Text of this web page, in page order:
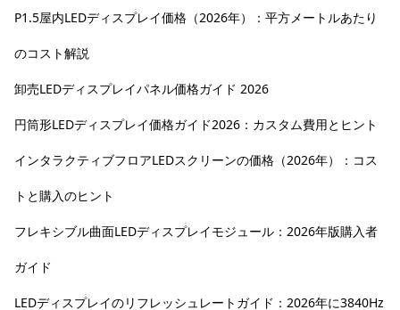
P1.5屋内LEDディスプレイ価格（2026年）：平方メートルあたり
のコスト解説
卸売LEDディスプレイパネル価格ガイド 2026
円筒形LEDディスプレイ価格ガイド2026：カスタム費用とヒント
インタラクティブフロアLEDスクリーンの価格（2026年）：コス
トと購入のヒント
フレキシブル曲面LEDディスプレイモジュール：2026年版購入者
ガイド
LEDディスプレイのリフレッシュレートガイド：2026年に3840Hz